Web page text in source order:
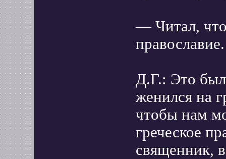
— Читал,
Д.Г.: Это
женился на
чтобы нам
греческое
священник,